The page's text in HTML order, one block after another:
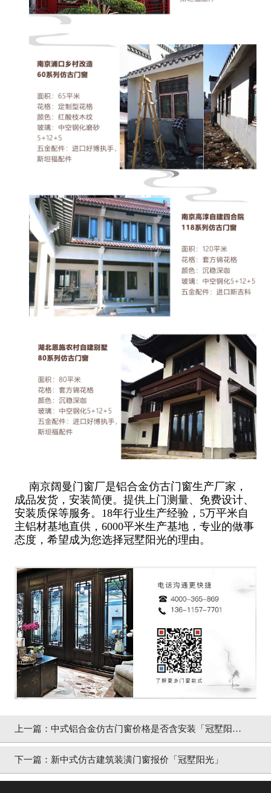
南京阔曼门窗厂是铝合金仿古门窗生产厂家，
成品发货，安装简便。提供上门测量、免费设计、
安装质保等服务。18年行业生产经验，5万平米自
主铝材基地直供，6000平米生产基地，专业的做事
态度，希望成为您选择冠墅阳光的理由。
上一篇： 中式铝合金仿古门窗价格是否含安装「冠墅阳
光」
下一篇： 新中式仿古建筑装潢门窗报价「冠墅阳光」